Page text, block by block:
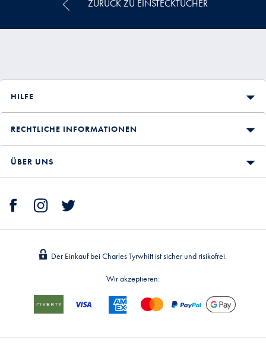
ZURÜCK ZU EINSTECKTÜCHER
HILFE
RECHTLICHE INFORMATIONEN
ÜBER UNS
Der Einkauf bei Charles Tyrwhitt ist sicher und risikofrei.
Wir akzeptieren: